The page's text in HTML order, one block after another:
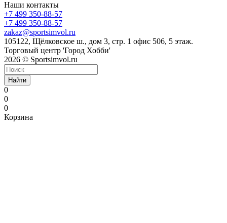
Наши контакты
+7 499 350-88-57
+7 499 350-88-57
zakaz@sportsimvol.ru
105122, Щёлковское ш., дом 3, стр. 1 офис 506, 5 этаж.
Торговый центр 'Город Хобби'
2026 © Sportsimvol.ru
Найти
0
0
0
Корзина